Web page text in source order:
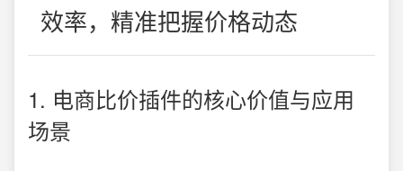
效率，精准把握价格动态
1. 电商比价插件的核心价值与应用
场景